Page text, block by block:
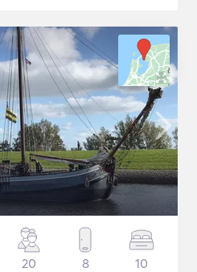
20 8 10